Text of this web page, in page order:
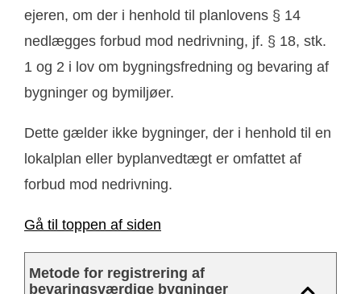
ejeren, om der i henhold til planlovens § 14
nedlægges forbud mod nedrivning, jf. § 18, stk.
1 og 2 i lov om bygningsfredning og bevaring af
bygninger og bymiljøer.
Dette gælder ikke bygninger, der i henhold til en
lokalplan eller byplanvedtægt er omfattet af
forbud mod nedrivning.
Gå til toppen af siden
Metode for registrering af
bevaringsværdige bygninger